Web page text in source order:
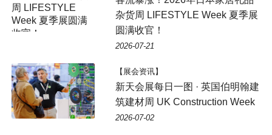
周 LIFESTYLE
Week 夏季展圆满
收官！
杂货周 LIFESTYLE Week 夏季展
圆满收官！
2026-07-21
【展会资讯】
新天会展每日一图 · 英国伯明翰建
筑建材周 UK Construction Week
2026-07-02